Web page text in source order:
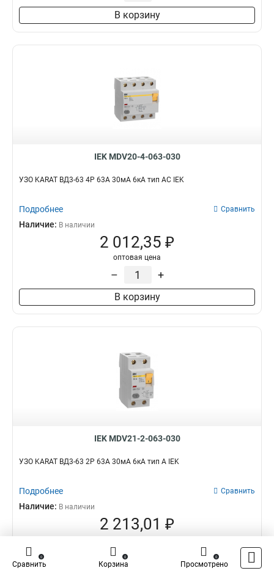
В корзину
IEK MDV20-4-063-030
УЗО KARAT ВД3-63 4P 63А 30мА 6кА тип AC IEK
Подробнее Сравнить
Наличие: В наличии
2 012,35 ₽
оптовая цена
– +
В корзину
IEK MDV21-2-063-030
УЗО KARAT ВД3-63 2P 63А 30мА 6кА тип A IEK
Подробнее Сравнить
Наличие: В наличии
2 213,01 ₽
–
Сравнить
0
Корзина
0
Просмотрено
0